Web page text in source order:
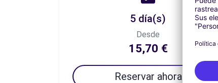
5 día(s)
Desde
15,70 €
Reservar ahora